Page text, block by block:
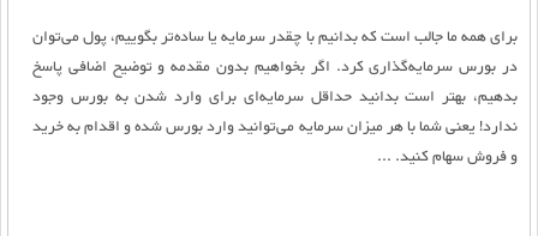
برای همه ما جالب است که بدانیم با چقدر سرمایه یا ساده‌تر بگوییم، پول می‌توان
در بورس سرمایه‌گذاری کرد. اگر بخواهیم بدون مقدمه و توضیح اضافی پاسخ
بدهیم، بهتر است بدانید حداقل سرمایه‌‌‌ای برای وارد شدن به بورس وجود
ندارد! یعنی شما با هر میزان سرمایه‌ می‌توانید وارد بورس شده و اقدام به خرید
و فروش سهام کنید. ...